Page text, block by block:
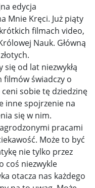
edycja
Mnie Kręci. Już piąty
filmach video,
Nauk. Główną
od lat niezwykłą
filmów świadczy o
sobie tę dziedzinę
inne spojrzenie na
się w nim.
pracami
Może to być
nie tylko przez
coś niezwykle
otacza nas każdego